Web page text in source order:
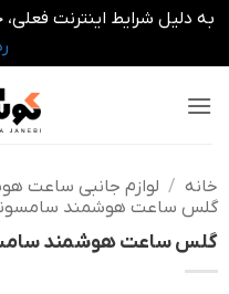
به دلیل شرایط اینترنت
خانه / لوازم جانبی ساعت
گلس ساعت هوشمند
گلس ساعت هوشمند